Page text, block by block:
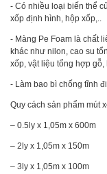
- Có nhiều loại biến thể
xốp định hình, hộp xốp,..
- Màng Pe Foam là chất
khác như nilon, cao su
xốp, vật liệu tổng hợp
- Làm bao bì chống tĩnh
Quy cách sản phẩm mút
– 0.5ly x 1,05m x 600m
– 2ly x 1,05m x 150m
– 3ly x 1,05m x 100m